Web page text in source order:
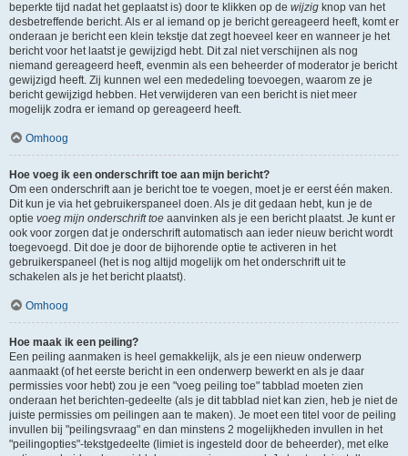
beperkte tijd nadat het geplaatst is) door te klikken op de wijzig knop van het
desbetreffende bericht. Als er al iemand op je bericht gereageerd heeft, komt er
onderaan je bericht een klein tekstje dat zegt hoeveel keer en wanneer je het
bericht voor het laatst je gewijzigd hebt. Dit zal niet verschijnen als nog
niemand gereageerd heeft, evenmin als een beheerder of moderator je bericht
gewijzigd heeft. Zij kunnen wel een mededeling toevoegen, waarom ze je
bericht gewijzigd hebben. Het verwijderen van een bericht is niet meer
mogelijk zodra er iemand op gereageerd heeft.
Omhoog
Hoe voeg ik een onderschrift toe aan mijn bericht?
Om een onderschrift aan je bericht toe te voegen, moet je er eerst één maken.
Dit kun je via het gebruikerspaneel doen. Als je dit gedaan hebt, kun je de
optie voeg mijn onderschrift toe aanvinken als je een bericht plaatst. Je kunt er
ook voor zorgen dat je onderschrift automatisch aan ieder nieuw bericht wordt
toegevoegd. Dit doe je door de bijhorende optie te activeren in het
gebruikerspaneel (het is nog altijd mogelijk om het onderschrift uit te
schakelen als je het bericht plaatst).
Omhoog
Hoe maak ik een peiling?
Een peiling aanmaken is heel gemakkelijk, als je een nieuw onderwerp
aanmaakt (of het eerste bericht in een onderwerp bewerkt en als je daar
permissies voor hebt) zou je een "voeg peiling toe" tabblad moeten zien
onderaan het berichten-gedeelte (als je dit tabblad niet kan zien, heb je niet de
juiste permissies om peilingen aan te maken). Je moet een titel voor de peiling
invullen bij "peilingsvraag" en dan minstens 2 mogelijkheden invullen in het
"peilingopties"-tekstgedeelte (limiet is ingesteld door de beheerder), met elke